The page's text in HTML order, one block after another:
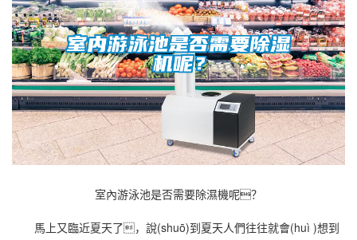
室內游泳池是否需要除濕機呢？
馬上又臨近夏天了，說(shuō)到夏天人們往往就會(huì )想到